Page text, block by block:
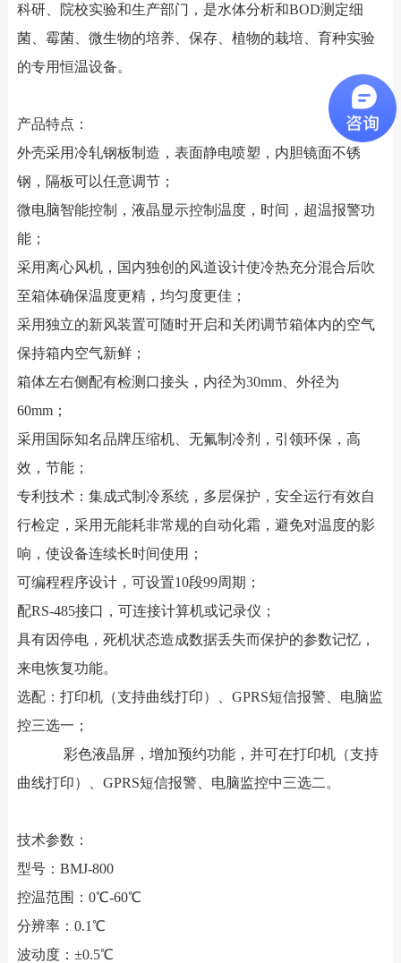
科研、院校实验和生产部门，是水体分析和BOD测定细
菌、霉菌、微生物的培养、保存、植物的栽培、育种实验
的专用恒温设备。
产品特点：
外壳采用冷轧钢板制造，表面静电喷塑，内胆镜面不锈
钢，隔板可以任意调节；
微电脑智能控制，液晶显示控制温度，时间，超温报警功
能；
采用离心风机，国内独创的风道设计使冷热充分混合后吹
至箱体确保温度更精，均匀度更佳；
采用独立的新风装置可随时开启和关闭调节箱体内的空气
保持箱内空气新鲜；
箱体左右侧配有检测口接头，内径为30mm、外径为
60mm；
采用国际知名品牌压缩机、无氟制冷剂，引领环保，高
效，节能；
专利技术：集成式制冷系统，多层保护，安全运行有效自
行检定，采用无能耗非常规的自动化霜，避免对温度的影
响，使设备连续长时间使用；
可编程程序设计，可设置10段99周期；
配RS-485接口，可连接计算机或记录仪；
具有因停电，死机状态造成数据丢失而保护的参数记忆，
来电恢复功能。
选配：打印机（支持曲线打印）、GPRS短信报警、电脑监
控三选一；
彩色液晶屏，增加预约功能，并可在打印机（支持
曲线打印）、GPRS短信报警、电脑监控中三选二。
技术参数：
型号：BMJ-800
控温范围：0℃-60℃
分辨率：0.1℃
波动度：±0.5℃